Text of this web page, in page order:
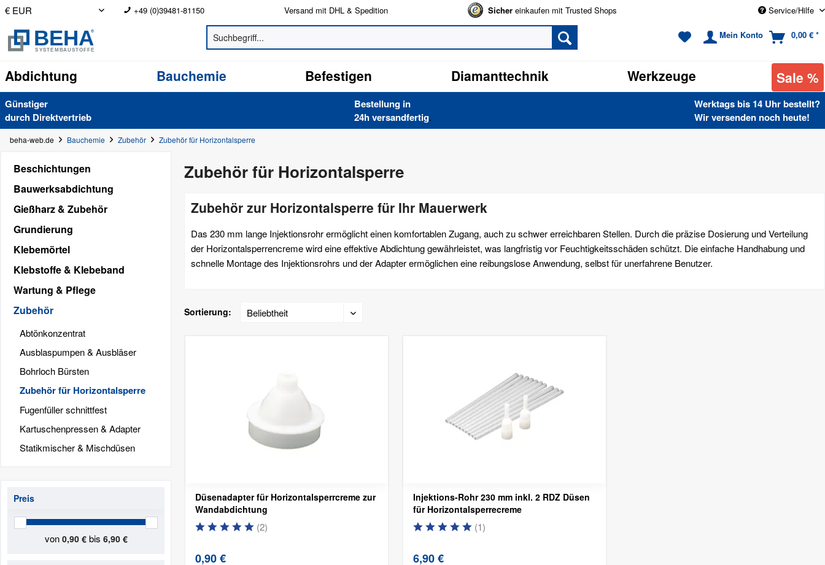
+49 (0)39481-81150 Versand mit DHL & Spedition Sicher einkaufen mit Trusted Shops Service/Hilfe
Mein Konto 0,00 € *
Abdichtung Bauchemie Befestigen Diamanttechnik Werkzeuge Sale %
Günstiger
durch Direkt­vertrieb
Bestellung in
24h versand­fertig.
Werktags bis 14 Uhr bestellt?
Wir versenden noch heute!
beha-web.de Bauchemie Zubehör Zubehör für Horizontalsperre
Beschichtungen
Bauwerksabdichtung
Gießharz & Zubehör
Grundierung
Klebemörtel
Klebstoffe & Klebeband
Wartung & Pflege
Zubehör
Abtönkonzentrat
Ausblaspumpen & Ausbläser
Bohrloch Bürsten
Zubehör für Horizontalsperre
Fugenfüller schnittfest
Kartuschenpressen & Adapter
Statikmischer & Mischdüsen
Preis
von 0,90 € bis 6,90 €
Zubehör für Horizontalsperre
Zubehör zur Horizontalsperre für Ihr Mauerwerk
Das 230 mm lange Injektionsrohr ermöglicht einen komfortablen Zugang, auch zu schwer erreichbaren Stellen. Durch die präzise Dosierung und Verteilung
der Horizontalsperrencreme wird eine effektive Abdichtung gewährleistet, was langfristig vor Feuchtigkeitsschäden schützt. Die einfache Handhabung und
schnelle Montage des Injektionsrohrs und der Adapter ermöglichen eine reibungslose Anwendung, selbst für unerfahrene Benutzer.
Sortierung:
Düsenadapter für Horizontalsperrcreme zur
Wandabdichtung
(2)
0,90 €
Injektions-Rohr 230 mm inkl. 2 RDZ Düsen
für Horizontalsperrecreme
(1)
6,90 €